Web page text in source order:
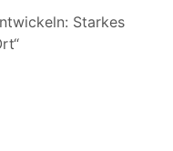
Starkes